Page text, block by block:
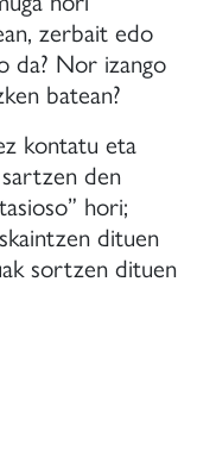
zerbait edo
da? Nor izango
batean?
kontatu eta
den
hori;
dituen
sortzen dituen